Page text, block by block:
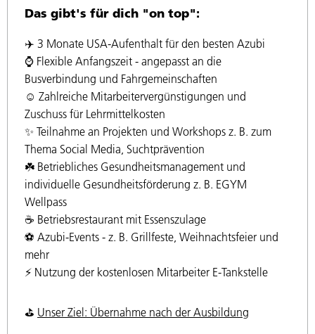
Das gibt's für dich "on top":
✈️ 3 Monate USA-Aufenthalt für den besten Azubi
⌚️ Flexible Anfangszeit - angepasst an die
Busverbindung und Fahrgemeinschaften
☺️ Zahlreiche Mitarbeitervergünstigungen und
Zuschuss für Lehrmittelkosten
✨ Teilnahme an Projekten und Workshops z. B. zum
Thema Social Media, Suchtprävention
☘️ Betriebliches Gesundheitsmanagement und
individuelle Gesundheitsförderung z. B. EGYM
Wellpass
☕️ Betriebsrestaurant mit Essenszulage
⚽️ Azubi-Events - z. B. Grillfeste, Weihnachtsfeier und
mehr
⚡ Nutzung der kostenlosen Mitarbeiter E-Tankstelle
⛳️ Unser Ziel: Übernahme nach der Ausbildung